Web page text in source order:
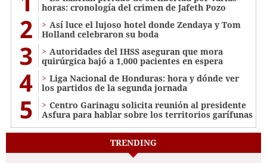
horas: cronología del crimen de Jafeth Pozo
2
Así luce el lujoso hotel donde Zendaya y Tom
Holland celebraron su boda
3
Autoridades del IHSS aseguran que mora
quirúrgica bajó a 1,000 pacientes en espera
4
Liga Nacional de Honduras: hora y dónde ver
los partidos de la segunda jornada
5
Centro Garinagu solicita reunión al presidente
Asfura para hablar sobre los territorios garífunas
TRENDING